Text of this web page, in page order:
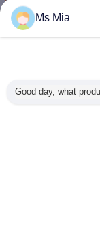
더 많은 것
Ms Mia
Good day, what